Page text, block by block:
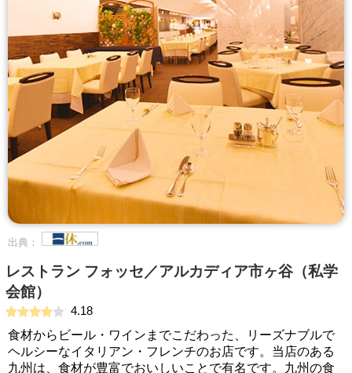
出典：
レストラン フォッセ／アルカディア市ヶ谷（私学
会館）
4.18
食材からビール・ワインまでこだわった、リーズナブルで
ヘルシーなイタリアン・フレンチのお店です。当店のある
九州は、食材が豊富でおいしいことで有名です。九州の食